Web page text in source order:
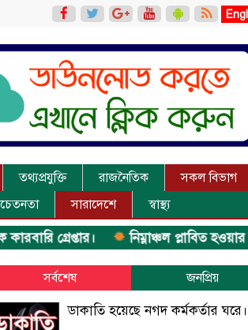
তথ্যপ্রযুক্তি রাজনৈতিক
সকল বিভাগ
সারাদেশে স্বাস্থ্য
গ্রেপ্তার। নিম্নাঞ্চল প্লাবিত হওয়ার শঙ্কা।
সর্বশেষ জনপ্রিয়
ডাকাতি হয়েছে নগদ কর্মকর্তার ঘরে।